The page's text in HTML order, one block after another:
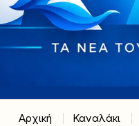
Αρχική Καναλάκι